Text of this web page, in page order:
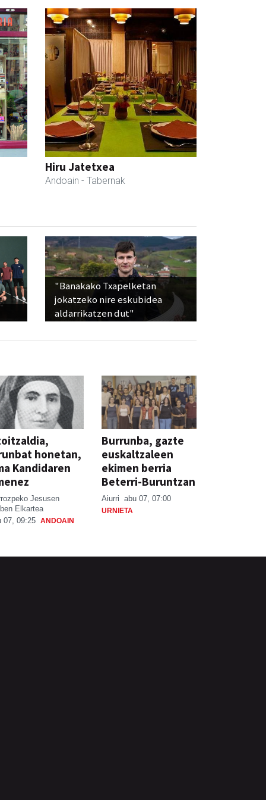
Hiru Jatetxea
Andoain - Tabernak
"Banakako Txapelketan
jokatzeko nire eskubidea
aldarrikatzen dut"
honetan,
Kandidaren
Jesusen
Elkartea
07, 09:25 ANDOAIN
Burrunba, gazte
euskaltzaleen
ekimen berria
Beterri-Buruntzan
Aiurri abu 07, 07:00
URNIETA